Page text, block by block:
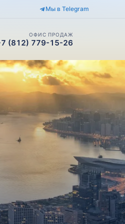
Мы в Telegram
ОФИС ПРОДАЖ
(812) 779-15-26